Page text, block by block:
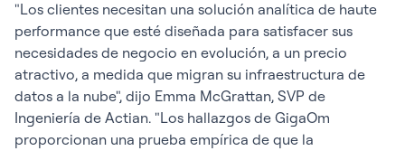
"Los clientes necesitan una solución analítica de haute
performance que esté diseñada para satisfacer sus
necesidades de negocio en evolución, a un precio
atractivo, a medida que migran su infraestructura de
datos a la nube", dijo Emma McGrattan, SVP de
Ingeniería de Actian. "Los hallazgos de GigaOm
proporcionan una prueba empírica de que la